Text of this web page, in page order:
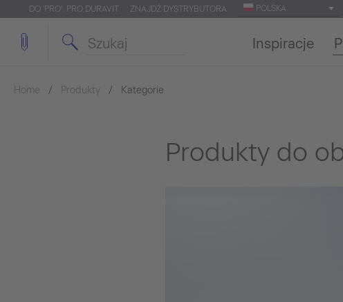
DO 'PRO': PRO.DURAVIT ZNAJDŹ DYSTRYBUTORA POLSKA
Inspiracje
Home Produkty Kategorie
Produkty do